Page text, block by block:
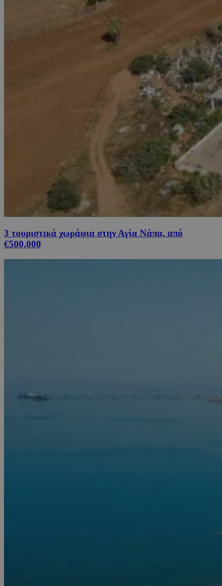
3 τουριστικά χωράφια στην Αγία Νάπα, από
€500,000